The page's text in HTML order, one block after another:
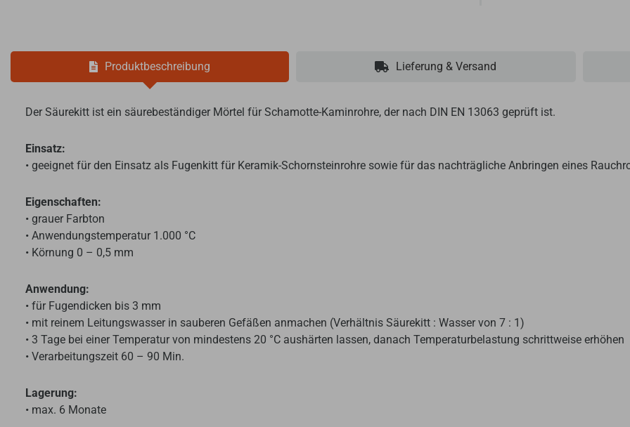
Produktbeschreibung Lieferung & Versand
Der Säurekitt ist ein säurebeständiger Mörtel für Schamotte-Kaminrohre, der nach DIN EN 13063 geprüft ist.
Einsatz:
• geeignet für den Einsatz als Fugenkitt für Keramik-Schornsteinrohre sowie für das nachträgliche Anbringen eines
Eigenschaften:
• grauer Farbton
• Anwendungstemperatur 1.000 °C
• Körnung 0 – 0,5 mm
Anwendung:
• für Fugendicken bis 3 mm
• mit reinem Leitungswasser in sauberen Gefäßen anmachen (Verhältnis Säurekitt : Wasser von 7 : 1)
• 3 Tage bei einer Temperatur von mindestens 20 °C aushärten lassen, danach Temperaturbelastung schrittweise erhöhen
• Verarbeitungszeit 60 – 90 Min.
Lagerung:
• max. 6 Monate